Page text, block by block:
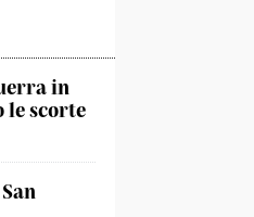
in
le scorte